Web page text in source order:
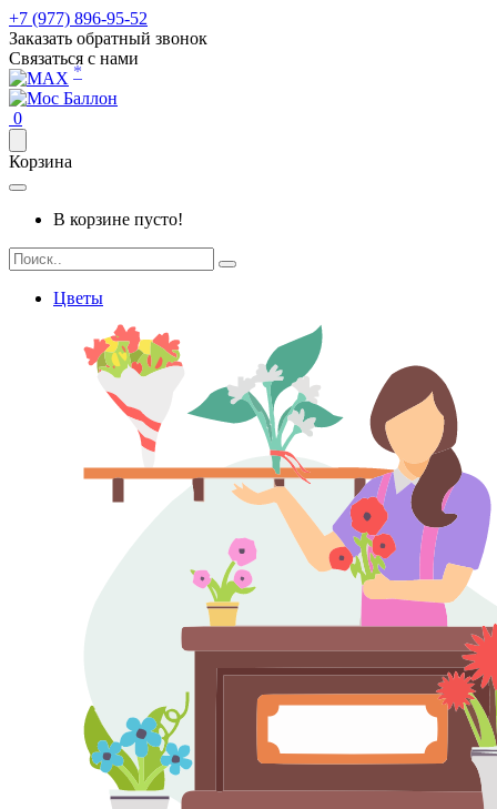
+7 (977) 896-95-52
Заказать обратный звонок
Связаться с нами
*
0
Корзина
В корзине пусто!
Цветы